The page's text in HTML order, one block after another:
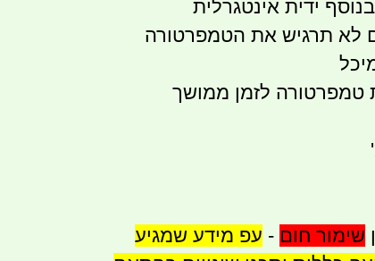
ידית אינטגרלית
לא תרגיש את הטמפרטורה
טמפרטורה לזמן ממושך
שימור חום - עפ מידע שמגיע